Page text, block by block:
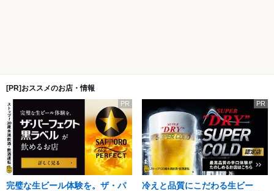
[PR]おススメのお店・情報
PR
完璧な生ビール体験を。ザ・パ
PR
冷えと品質にこだわる生ビー